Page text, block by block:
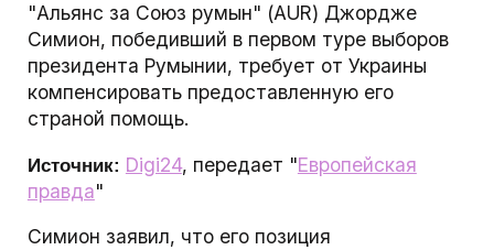
"Альянс за Союз румын" (AUR) Джордже
Симион, победивший в первом туре выборов
президента Румынии, требует от Украины
компенсировать предоставленную его
страной помощь.
Источник: Digi24, передает "Европейская
правда"
Симион заявил, что его позиция